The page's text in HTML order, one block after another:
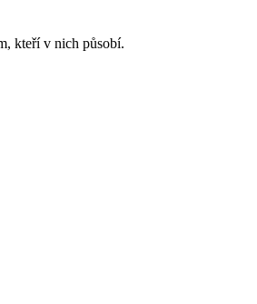
kteří v nich působí.